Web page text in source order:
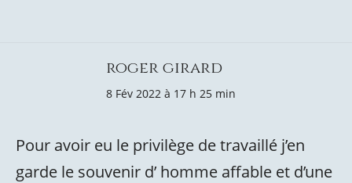
roger girard
8 Fév 2022 à 17 h 25 min
Pour avoir eu le privilège de travaillé j’en
garde le souvenir d’ homme affable et d’une